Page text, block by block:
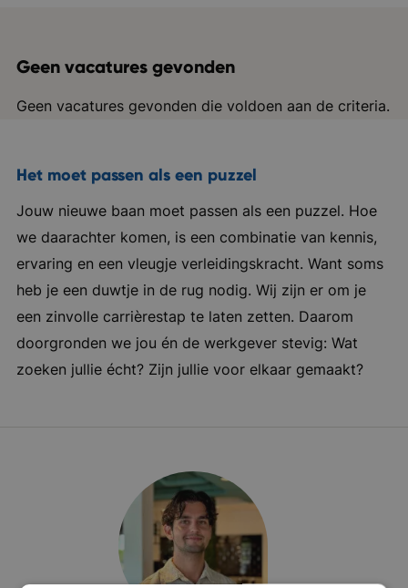
Geen vacatures gevonden
Geen vacatures gevonden die voldoen aan de criteria.
Het moet passen als een puzzel
Jouw nieuwe baan moet passen als een puzzel. Hoe
we daarachter komen, is een combinatie van kennis,
ervaring en een vleugje verleidingskracht. Want soms
heb je een duwtje in de rug nodig. Wij zijn er om je
een zinvolle carrièrestap te laten zetten. Daarom
doorgronden we jou én de werkgever stevig: Wat
zoeken jullie écht? Zijn jullie voor elkaar gemaakt?